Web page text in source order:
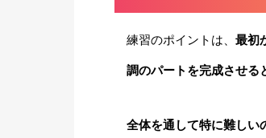
練習のポイントは、 最初
調のパートを完成させる
全体を通して特に難しい